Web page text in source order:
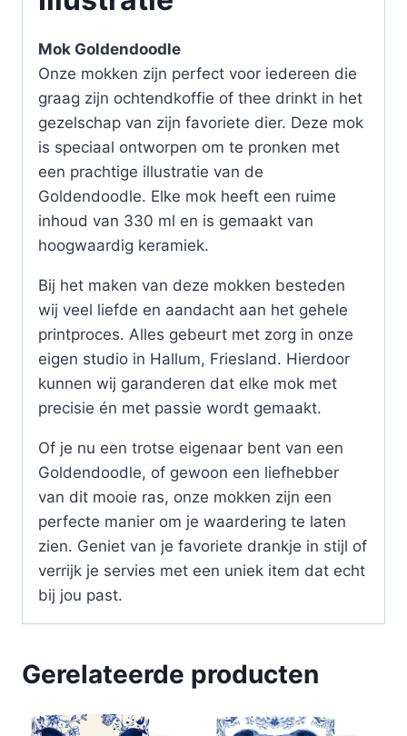
Mok Goldendoodle
Onze mokken zijn perfect voor iedereen die
graag zijn ochtendkoffie of thee drinkt in het
gezelschap van zijn favoriete dier. Deze mok
is speciaal ontworpen om te pronken met
een prachtige illustratie van de
Goldendoodle. Elke mok heeft een ruime
inhoud van 330 ml en is gemaakt van
hoogwaardig keramiek.
Bij het maken van deze mokken besteden
wij veel liefde en aandacht aan het gehele
printproces. Alles gebeurt met zorg in onze
eigen studio in Hallum, Friesland. Hierdoor
kunnen wij garanderen dat elke mok met
precisie én met passie wordt gemaakt.
Of je nu een trotse eigenaar bent van een
Goldendoodle, of gewoon een liefhebber
van dit mooie ras, onze mokken zijn een
perfecte manier om je waardering te laten
zien. Geniet van je favoriete drankje in stijl of
verrijk je servies met een uniek item dat echt
bij jou past.
Gerelateerde producten